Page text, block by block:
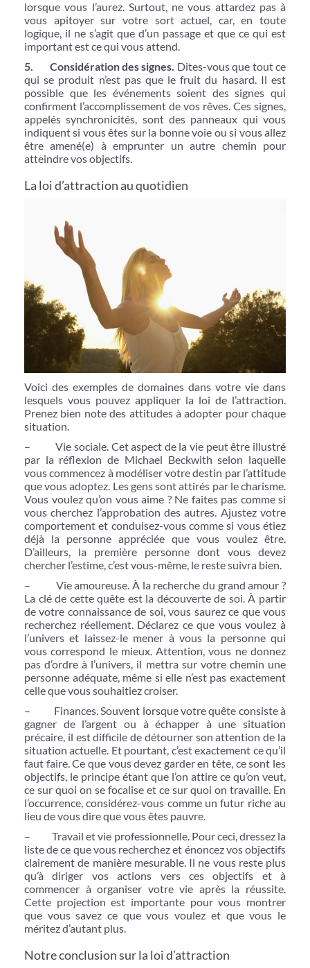
lorsque vous l’aurez. Surtout, ne vous attardez pas à
vous apitoyer sur votre sort actuel, car, en toute
logique, il ne s’agit que d’un passage et que ce qui est
important est ce qui vous attend.
5. Considération des signes. Dites-vous que tout ce
qui se produit n’est pas que le fruit du hasard. Il est
possible que les événements soient des signes qui
confirment l’accomplissement de vos rêves. Ces signes,
appelés synchronicités, sont des panneaux qui vous
indiquent si vous êtes sur la bonne voie ou si vous allez
être amené(e) à emprunter un autre chemin pour
atteindre vos objectifs.
La loi d’attraction au quotidien
Voici des exemples de domaines dans votre vie dans
lesquels vous pouvez appliquer la loi de l’attraction.
Prenez bien note des attitudes à adopter pour chaque
situation.
– Vie sociale. Cet aspect de la vie peut être illustré
par la réflexion de Michael Beckwith selon laquelle
vous commencez à modéliser votre destin par l’attitude
que vous adoptez. Les gens sont attirés par le charisme.
Vous voulez qu’on vous aime ? Ne faites pas comme si
vous cherchez l’approbation des autres. Ajustez votre
comportement et conduisez-vous comme si vous étiez
déjà la personne appréciée que vous voulez être.
D’ailleurs, la première personne dont vous devez
chercher l’estime, c’est vous-même, le reste suivra bien.
– Vie amoureuse. À la recherche du grand amour ?
La clé de cette quête est la découverte de soi. À partir
de votre connaissance de soi, vous saurez ce que vous
recherchez réellement. Déclarez ce que vous voulez à
l’univers et laissez-le mener à vous la personne qui
vous correspond le mieux. Attention, vous ne donnez
pas d’ordre à l’univers, il mettra sur votre chemin une
personne adéquate, même si elle n’est pas exactement
celle que vous souhaitiez croiser.
– Finances. Souvent lorsque votre quête consiste à
gagner de l’argent ou à échapper à une situation
précaire, il est difficile de détourner son attention de la
situation actuelle. Et pourtant, c’est exactement ce qu’il
faut faire. Ce que vous devez garder en tête, ce sont les
objectifs, le principe étant que l’on attire ce qu’on veut,
ce sur quoi on se focalise et ce sur quoi on travaille. En
l’occurrence, considérez-vous comme un futur riche au
lieu de vous dire que vous êtes pauvre.
– Travail et vie professionnelle. Pour ceci, dressez la
liste de ce que vous recherchez et énoncez vos objectifs
clairement de manière mesurable. Il ne vous reste plus
qu’à diriger vos actions vers ces objectifs et à
commencer à organiser votre vie après la réussite.
Cette projection est importante pour vous montrer
que vous savez ce que vous voulez et que vous le
méritez d’autant plus.
Notre conclusion sur la loi d’attraction